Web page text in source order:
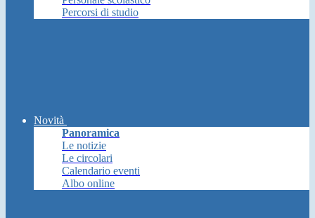
Percorsi di studio
Novità
Panoramica
Le notizie
Le circolari
Calendario eventi
Albo online